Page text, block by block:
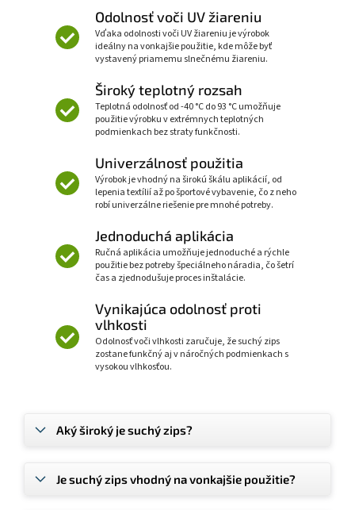
Odolnosť voči UV žiareniu
Vďaka odolnosti voči UV žiareniu je výrobok
ideálny na vonkajšie použitie, kde môže byť
vystavený priamemu slnečnému žiareniu.
Široký teplotný rozsah
Teplotná odolnosť od -40 °C do 93 °C umožňuje
použitie výrobku v extrémnych teplotných
podmienkach bez straty funkčnosti.
Univerzálnosť použitia
Výrobok je vhodný na širokú škálu aplikácií, od
lepenia textílií až po športové vybavenie, čo z neho
robí univerzálne riešenie pre mnohé potreby.
Jednoduchá aplikácia
Ručná aplikácia umožňuje jednoduché a rýchle
použitie bez potreby špeciálneho náradia, čo šetrí
čas a zjednodušuje proces inštalácie.
Vynikajúca odolnosť proti
vlhkosti
Odolnosť voči vlhkosti zaručuje, že suchý zips
zostane funkčný aj v náročných podmienkach s
vysokou vlhkosťou.
Aký široký je suchý zips?
Je suchý zips vhodný na vonkajšie použitie?